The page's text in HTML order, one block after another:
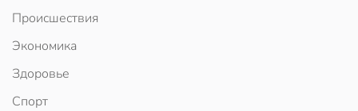
Происшествия
Экономика
Здоровье
Спорт